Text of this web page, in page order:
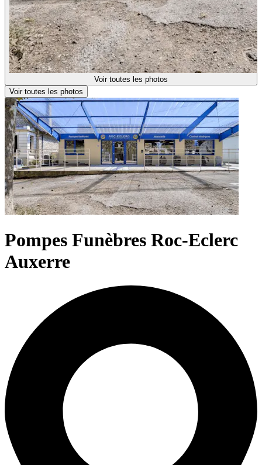
Voir toutes les photos
Voir toutes les photos
Pompes Funèbres Roc-Eclerc
Auxerre